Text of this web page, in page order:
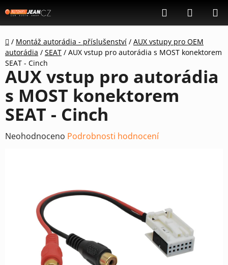
na
obsah
Hledat
KOŠÍK
Domů
/ Montáž autorádia - příslušenství / AUX vstupy pro OEM
autorádia / SEAT / AUX vstup pro autorádia s MOST konektorem
SEAT - Cinch
AUX vstup pro autorádia
s MOST konektorem
SEAT - Cinch
Průměrné
hvězdiček.
Neohodnoceno Podrobnosti hodnocení